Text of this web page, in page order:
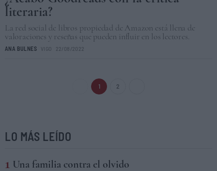
literaria?
La red social de libros propiedad de Amazon está llena de
valoraciones y reseñas que pueden influir en los lectores.
ANA BULNES VIGO 22/08/2022
1 2
LO MÁS LEÍDO
Una familia contra el olvido